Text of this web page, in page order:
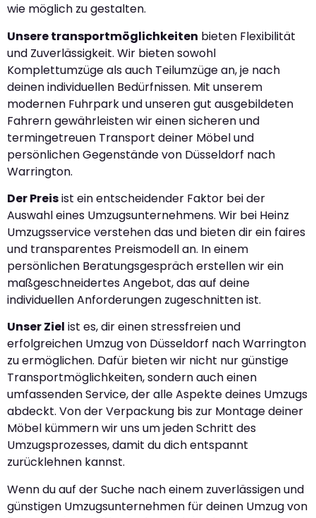
wie möglich zu gestalten.
Unsere transportmöglichkeiten bieten Flexibilität
und Zuverlässigkeit. Wir bieten sowohl
Komplettumzüge als auch Teilumzüge an, je nach
deinen individuellen Bedürfnissen. Mit unserem
modernen Fuhrpark und unseren gut ausgebildeten
Fahrern gewährleisten wir einen sicheren und
termingetreuen Transport deiner Möbel und
persönlichen Gegenstände von Düsseldorf nach
Warrington.
Der Preisist ein entscheidender Faktor bei der
Auswahl eines Umzugsunternehmens. Wir bei Heinz
Umzugsservice verstehen das und bieten dir ein faires
und transparentes Preismodell an. In einem
persönlichen Beratungsgespräch erstellen wir ein
maßgeschneidertes Angebot, das auf deine
individuellen Anforderungen zugeschnitten ist.
Unser Ziel ist es, dir einen stressfreien und
erfolgreichen Umzug von Düsseldorf nach Warrington
zu ermöglichen. Dafür bieten wir nicht nur günstige
Transportmöglichkeiten, sondern auch einen
umfassenden Service, der alle Aspekte deines Umzugs
abdeckt. Von der Verpackung bis zur Montage deiner
Möbel kümmern wir uns um jeden Schritt des
Umzugsprozesses, damit du dich entspannt
zurücklehnen kannst.
Wenn du auf der Suche nach einem zuverlässigen und
günstigen Umzugsunternehmen für deinen Umzug von